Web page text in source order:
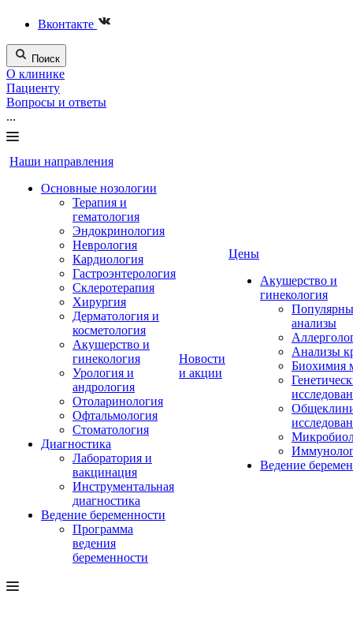
Вконтакте
Поиск
О клинике
Пациенту
Вопросы и ответы
...
Наши направления
Основные нозологии
Терапия и
гематология
Эндокринология
Неврология
Кардиология
Гастроэнтерология
Склеротерапия
Хирургия
Дерматология и
косметология
Акушерство и
гинекология
Урология и
андрология
Отоларинология
Офтальмология
Стоматология
Диагностика
Лаборатория и
вакцинация
Инструментальная
диагностика
Ведение беременности
Программа
ведения
беременности
Новости
и акции
Цены
Акушерство и
гинекология
анализы
Анализы
Биохимия
Ведение